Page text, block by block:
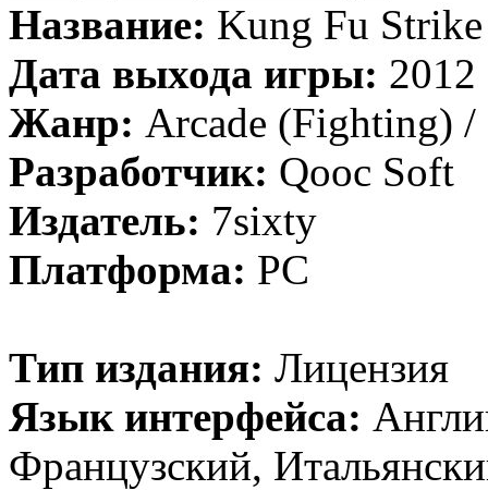
Название: Kung Fu
Дата выхода игры: 2012
Жанр: Arcade (Fighting) /
Разработчик: Qooc Soft
Издатель: 7sixty
Платформа: PC
Тип издания: Лицензия
Язык интерфейса:
Французский,